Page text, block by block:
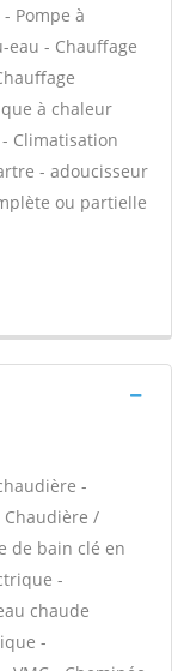
Pompe à
eau - Chauffage
à chaleur
Climatisation
- adoucisseur
ou partielle
-
/
de bain clé en
-
chaude
-